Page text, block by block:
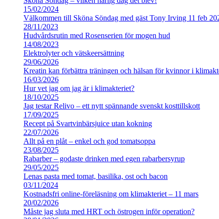
15/02/2024
Välkommen till Sköna Söndag med gäst Tony Irving 11 feb
28/11/2023
Hudvårdsrutin med Rosenserien för mogen hud
14/08/2023
Elektrolyter och vätskeersättning
29/06/2026
Kreatin kan förbättra träningen och hälsan för kvinnor i
16/03/2026
Hur vet jag om jag är i klimakteriet?
18/10/2025
Jag testar Relivo – ett nytt spännande svenskt kosttillskott
17/09/2025
Recept på Svartvinbärsjuice utan kokning
22/07/2026
Allt på en plåt – enkel och god tomatsoppa
23/08/2025
Rabarber – godaste drinken med egen rabarbersyrup
29/05/2025
Lenas pasta med tomat, basilika, ost och bacon
03/11/2024
Kostnadsfri online-föreläsning om klimakteriet – 11 mars
20/02/2026
Måste jag sluta med HRT och östrogen inför operation?